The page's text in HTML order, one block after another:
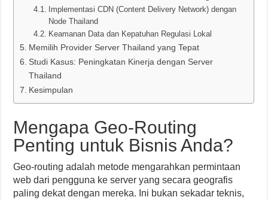
Implementasi CDN (Content Delivery Network) dengan
Node Thailand
Keamanan Data dan Kepatuhan Regulasi Lokal
Memilih Provider Server Thailand yang Tepat
Studi Kasus: Peningkatan Kinerja dengan Server
Thailand
Kesimpulan
Mengapa Geo-Routing
Penting untuk Bisnis Anda?
Geo-routing adalah metode mengarahkan permintaan
web dari pengguna ke server yang secara geografis
paling dekat dengan mereka. Ini bukan sekadar teknis,